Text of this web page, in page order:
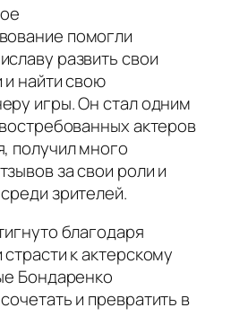
помогли
развить свои
и найти свою
игры. Он стал одним
актеров
получил много
за свои роли и
зрителей.
благодаря
к актерскому
Бондаренко
и превратить в